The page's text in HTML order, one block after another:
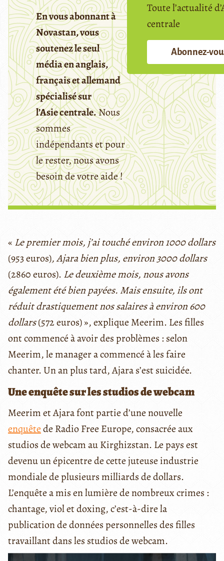
En vous abonnant à
Novastan, vous
soutenez le seul
média en anglais,
français et allemand
spécialisé sur
l’Asie centrale.Nous
sommes
indépendants et pour
le rester, nous avons
besoin de votre aide !
Toute l’actualité
centrale
Abonnez-
« Le premier mois, j’ai touché environ 1000 dollars
(953 euros), Ajara bien plus, environ 3000 dollars
(2860 euros). Le deuxième mois, nous avons
également été bien payées. Mais ensuite, ils ont
réduit drastiquement nos salaires à environ 600
dollars(572 euros) », explique Meerim. Les filles
ont commencé à avoir des problèmes : selon
Meerim, le manager a commencé à les faire
chanter. Un an plus tard, Ajara s’est suicidée.
Une enquête sur les studios de webcam
Meerim et Ajara font partie d’une nouvelle
enquêtede Radio Free Europe, consacrée aux
studios de webcam au Kirghizstan. Le pays est
devenu un épicentre de cette juteuse industrie
mondiale de plusieurs milliards de dollars.
L’enquête a mis en lumière de nombreux crimes :
chantage, viol et doxing, c’est-à-dire la
publication de données personnelles des filles
travaillant dans les studios de webcam.